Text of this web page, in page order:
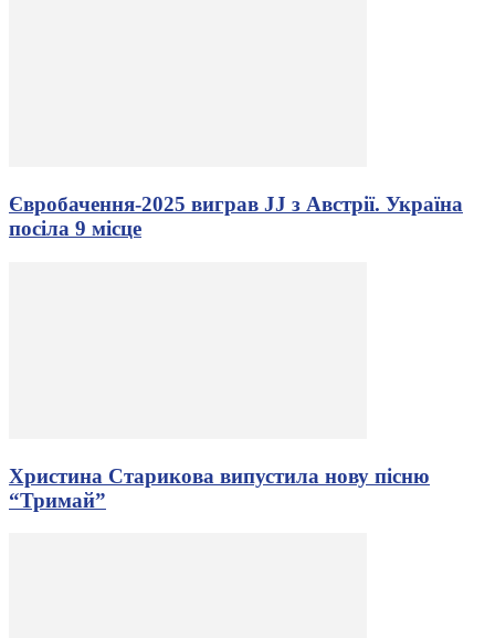
Євробачення-2025 виграв JJ з Австрії. Україна
посіла 9 місце
Христина Старикова випустила нову пісню
“Тримай”